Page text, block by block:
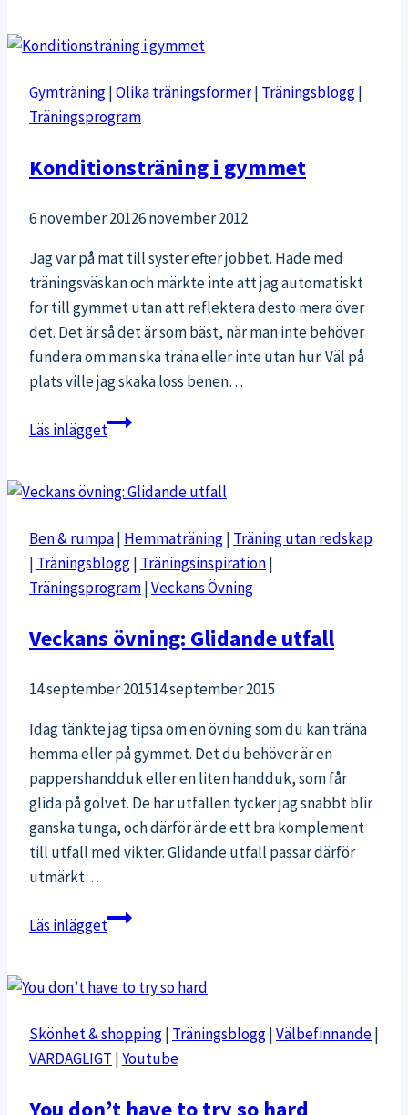
Gymträning|Olika träningsformer| Träningsblogg|
Träningsprogram
Konditionsträning i gymmet
6 november 20126 november 2012
Jag var på mat till syster efter jobbet. Hade med
träningsväskan och märkte inte att jag automatiskt
for till gymmet utan att reflektera desto mera över
det. Det är så det är som bäst, när man inte behöver
fundera om man ska träna eller inte utan hur. Väl på
plats ville jag skaka loss benen…
Läs inläggetKonditionsträning
Ben & rumpa| Hemmaträning| Träning utan redskap
| Träningsblogg| Träningsinspiration|
Träningsprogram|Veckans Övning
Veckans övning: Glidande utfall
14 september 201514 september 2015
Idag tänkte jag tipsa om en övning som du kan träna
hemma eller på gymmet. Det du behöver är en
pappershandduk eller en liten handduk, som får
glida på golvet. De här utfallen tycker jag snabbt blir
ganska tunga, och därför är de ett bra komplement
till utfall med vikter. Glidande utfall passar därför
utmärkt…
Läs inläggetVeckans
utfall
Skönhet & shopping| Träningsblogg|Välbefinnande|
VARDAGLIGT |Youtube
You don’t have to try so hard